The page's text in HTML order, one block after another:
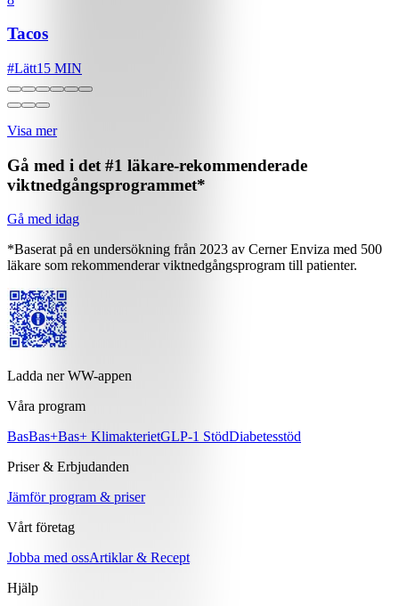
Tacos
#Lätt15 MIN
Visa mer
Gå med i det #1 läkare-rekommenderade
viktnedgångsprogrammet*
Gå med idag
*Baserat på en undersökning från 2023 av Cerner Enviza med 500
läkare som rekommenderar viktnedgångsprogram till patienter.
Ladda ner WW-appen
Våra program
BasBas+Bas+ KlimakterietGLP-1 StödDiabetesstöd
Priser & Erbjudanden
Jämför program & priser
Vårt företag
Jobba med ossArtiklar & Recept
Hjälp